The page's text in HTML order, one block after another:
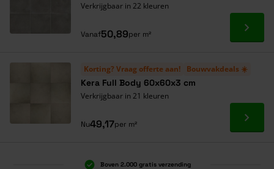
Verkrijgbaar in 22 kleuren
Vanaf50,89per m² Ga
Korting? Vraag offerte aan! Bouwvakdeals ☀️
Kera Full Body 60x60x3 cm
Verkrijgbaar in 21 kleuren
Nu49,17per m² Ga
Boven 2.000 gratis verzending